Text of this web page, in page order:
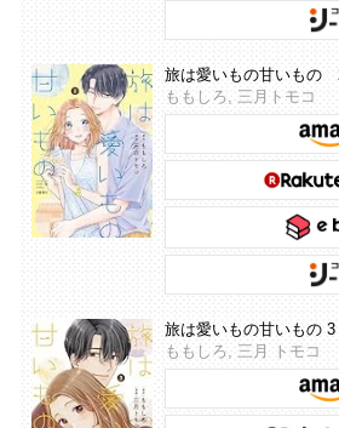
旅は愛いもの甘いもの
ももしろ, 三月トモコ
旅は愛いもの甘いもの
ももしろ, 三月 トモコ